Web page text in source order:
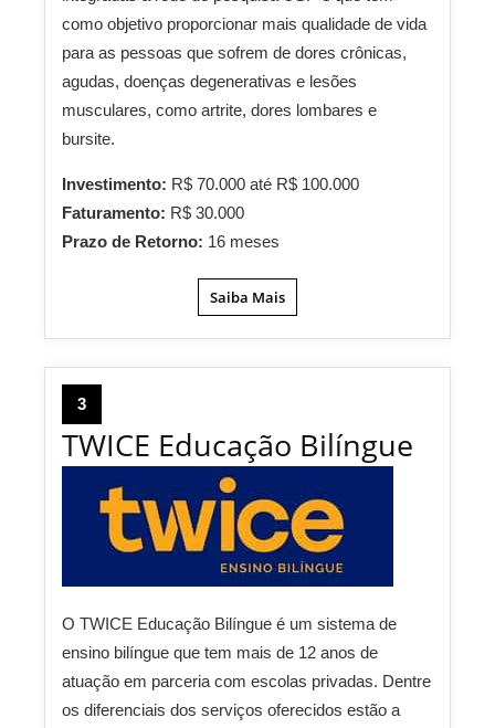
como objetivo proporcionar mais qualidade de vida
para as pessoas que sofrem de dores crônicas,
agudas, doenças degenerativas e lesões
musculares, como artrite, dores lombares e
bursite.
Investimento: R$ 70.000 até R$ 100.000
Faturamento: R$ 30.000
Prazo de Retorno: 16 meses
Saiba Mais
3
TWICE Educação Bilíngue
O TWICE Educação Bilíngue é um sistema de
ensino bilíngue que tem mais de 12 anos de
atuação em parceria com escolas privadas. Dentre
os diferenciais dos serviços oferecidos estão a